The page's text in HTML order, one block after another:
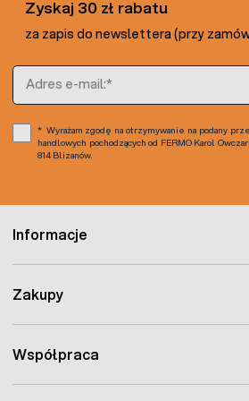
dla każdego ogrodnika.
Informacje
Zakupy
Współpraca
Zyskaj 30 zł rabatu
za zapis do newslettera (przy
Adres e-mail
Wyrażam zgodę na otrzymywanie na podany
handlowych pochodzących od FERMO Karol
814 Blizanów.